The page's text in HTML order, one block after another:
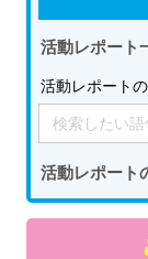
活動レポート
活動レポート
Search
for:
活動レポート